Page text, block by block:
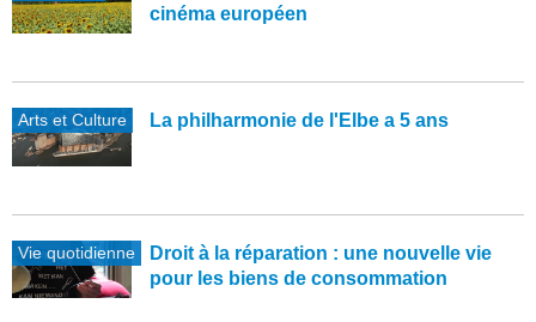
cinéma européen
Arts et Culture La philharmonie de l'Elbe a 5 ans
Vie quotidienne
Droit à la réparation : une nouvelle vie
pour les biens de consommation